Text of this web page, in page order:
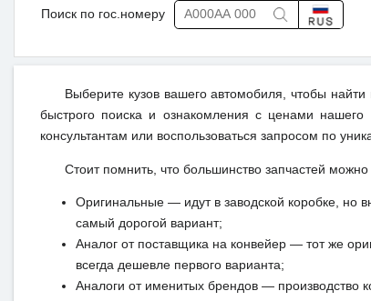
Поиск по гос.номеру
Выберите кузов вашего автомобиля, чтобы найти
быстрого поиска и ознакомления с ценами нашего
консультантам или воспользоваться запросом по
Стоит помнить, что большинство запчастей
Оригинальные — идут в заводской коробке, но
самый дорогой вариант;
Аналог от поставщика на конвейер — тот же
всегда дешевле первого варианта;
Аналоги от именитых брендов — производство